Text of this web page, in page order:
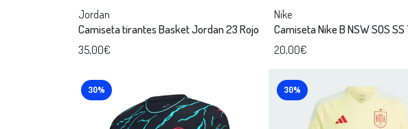
Jordan
Camiseta tirantes Basket Jordan 23 Rojo
35,00€
Nike
Camiseta Nike B NSW SOS SS
20,00€
30% 30%